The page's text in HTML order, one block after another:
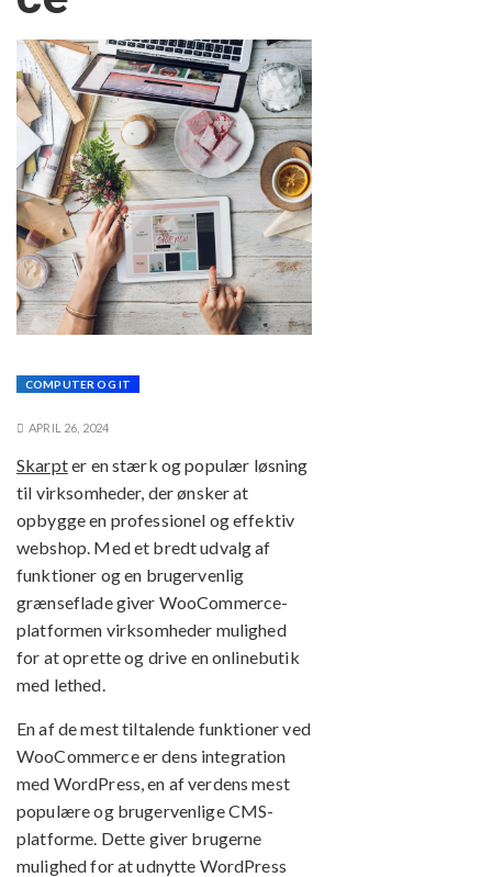
COMPUTER OG IT
APRIL 26, 2024
Skarpter en stærk og populær løsning
til virksomheder, der ønsker at
opbygge en professionel og effektiv
webshop. Med et bredt udvalg af
funktioner og en brugervenlig
grænseflade giver WooCommerce-
platformen virksomheder mulighed
for at oprette og drive en onlinebutik
med lethed.
En af de mest tiltalende funktioner ved
WooCommerce er dens integration
med WordPress, en af verdens mest
populære og brugervenlige CMS-
platforme. Dette giver brugerne
mulighed for at udnytte WordPress